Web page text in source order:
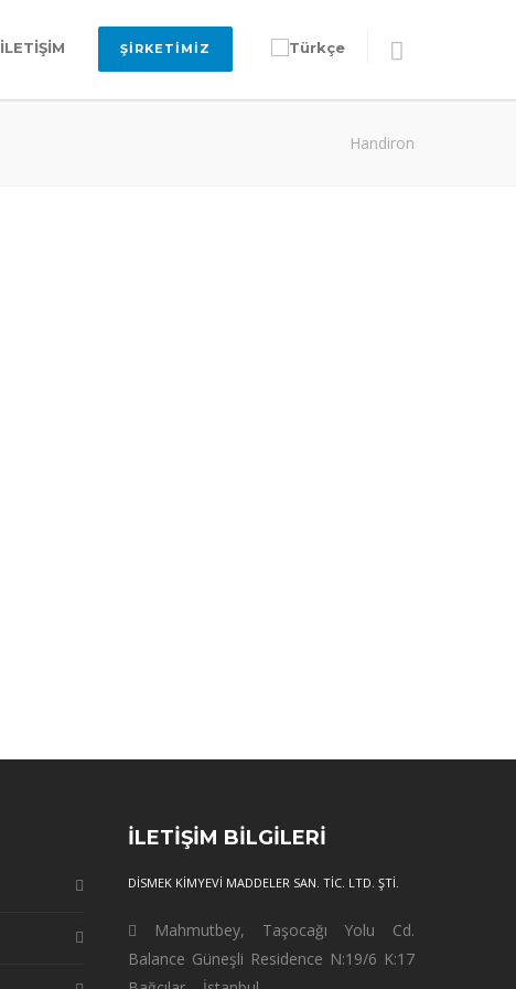
İLETİŞİM ŞİRKETİMİZ
Handiron
İLETİŞİM BİLGİLERİ
DİSMEK KİMYEVİ MADDELER SAN. TİC. LTD. ŞTİ.
Mahmutbey, Taşocağı Yolu Cd.
Balance Güneşli Residence N:19/6 K:17